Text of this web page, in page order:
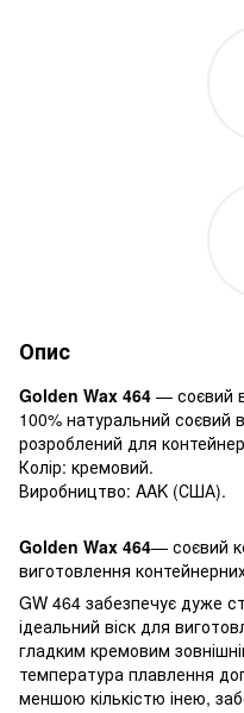
Опис
Golden Wax 464 — соєвий
100% натуральний соєвий
розроблений для
Колір: кремовий.
Виробництво: AAK (США).
Golden Wax 464— соєвий
виготовлення
GW 464 забезпечує дуже
ідеальний віск для
гладким кремовим
температура плавлення
меншою кількістю інею,